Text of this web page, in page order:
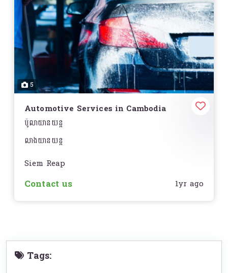
5
Automotive Services in Cambodia
ប៉ូលាយានយន្ត
លាងយានយន្ត
Siem Reap
Contact us 1yr ago
Tags: